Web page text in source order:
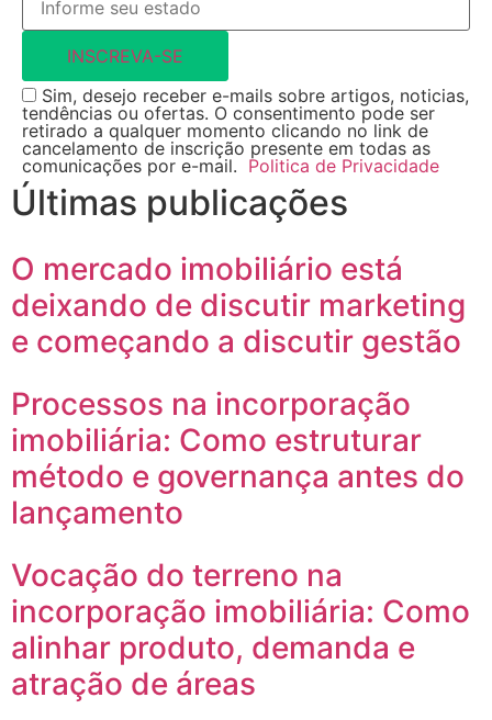
INSCREVA-SE
Sim, desejo receber e-mails sobre artigos, noticias,
tendências ou ofertas. O consentimento pode ser
retirado a qualquer momento clicando no link de
cancelamento de inscrição presente em todas as
comunicações por e-mail. Politica de Privacidade
Últimas publicações
O mercado imobiliário está
deixando de discutir marketing
e começando a discutir gestão
Processos na incorporação
imobiliária: Como estruturar
método e governança antes do
lançamento
Vocação do terreno na
incorporação imobiliária: Como
alinhar produto, demanda e
atração de áreas